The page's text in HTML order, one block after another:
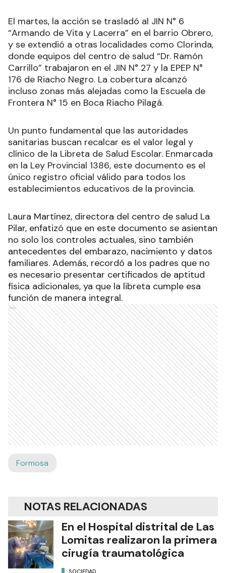
El martes, la acción se trasladó al JIN N° 6
“Armando de Vita y Lacerra” en el barrio Obrero,
y se extendió a otras localidades como Clorinda,
donde equipos del centro de salud “Dr. Ramón
Carrillo” trabajaron en el JIN N° 27 y la EPEP N°
176 de Riacho Negro. La cobertura alcanzó
incluso zonas más alejadas como la Escuela de
Frontera N° 15 en Boca Riacho Pilagá.
Un punto fundamental que las autoridades
sanitarias buscan recalcar es el valor legal y
clínico de la Libreta de Salud Escolar. Enmarcada
en la Ley Provincial 1386, este documento es el
único registro oficial válido para todos los
establecimientos educativos de la provincia.
Laura Martínez, directora del centro de salud La
Pilar, enfatizó que en este documento se asientan
no solo los controles actuales, sino también
antecedentes del embarazo, nacimiento y datos
familiares. Además, recordó a los padres que no
es necesario presentar certificados de aptitud
física adicionales, ya que la libreta cumple esa
función de manera integral.
Ads
Formosa
NOTAS RELACIONADAS
En el Hospital distrital de Las
Lomitas realizaron la primera
cirugía traumatológica